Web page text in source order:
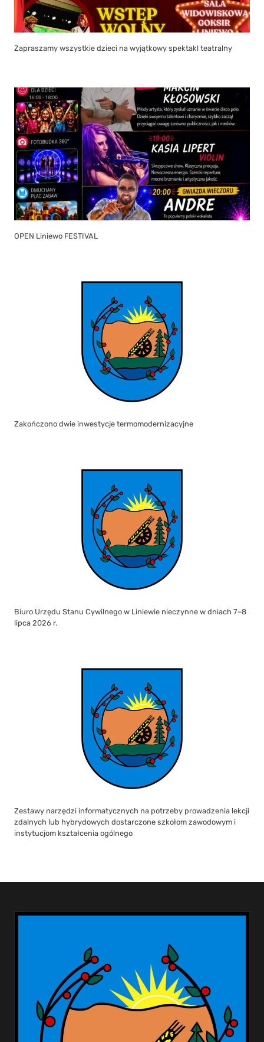
Zapraszamy wszystkie dzieci na wyjątkowy spektakl teatralny
OPEN Liniewo FESTIVAL
Zakończono dwie inwestycje termomodernizacyjne
Biuro Urzędu Stanu Cywilnego w Liniewie nieczynne w dniach 7–8
lipca 2026 r.
Zestawy narzędzi informatycznych na potrzeby prowadzenia lekcji
zdalnych lub hybrydowych dostarczone szkołom zawodowym i
instytucjom kształcenia ogólnego